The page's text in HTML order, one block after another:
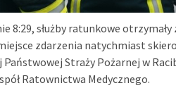
8:29, służby ratunkowe
zdarzenia natychmiast
Straży Pożarnej w
Ratownictwa Medycznego.